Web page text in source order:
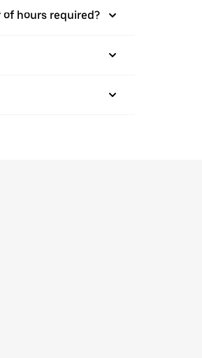
hours required?